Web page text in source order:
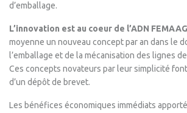
d’emballage.
L’innovation est au coeur de l’ADN FEMAAG
moyenne un nouveau concept par an dans le
l’emballage et de la mécanisation des lignes
Ces concepts novateurs par leur simplicité
d’un dépôt de brevet.
Les bénéfices économiques immédiats